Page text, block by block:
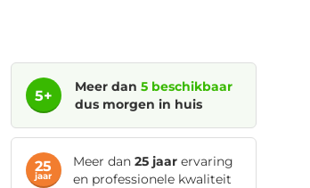
5+
Meer dan 5 beschikbaar
dus morgen in huis
25
jaar
Meer dan 25 jaarervaring
en professionele kwaliteit